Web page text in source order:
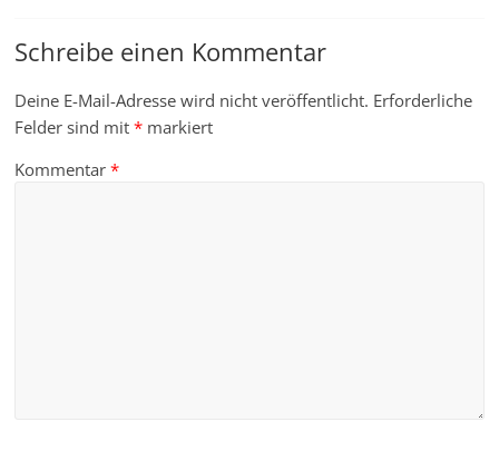
Schreibe einen Kommentar
Deine E-Mail-Adresse wird nicht veröffentlicht. Erforderliche
Felder sind mit* markiert
Kommentar*